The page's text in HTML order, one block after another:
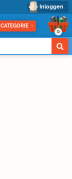
Inloggen
CATEGORIE
0